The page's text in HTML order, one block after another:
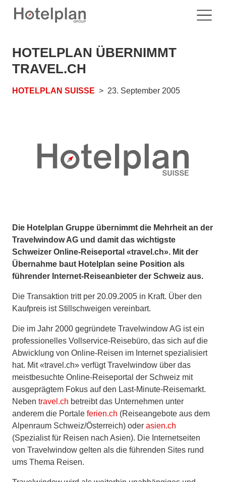
HOTELPLAN ÜBERNIMMT
TRAVEL.CH
HOTELPLAN SUISSE 23. September 2005
Die Hotelplan Gruppe übernimmt die Mehrheit an der
Travelwindow AG und damit das wichtigste
Schweizer Online-Reiseportal «travel.ch». Mit der
Übernahme baut Hotelplan seine Position als
führender Internet-Reiseanbieter der Schweiz aus.
Die Transaktion tritt per 20.09.2005 in Kraft. Über den
Kaufpreis ist Stillschweigen vereinbart.
Die im Jahr 2000 gegründete Travelwindow AG ist ein
professionelles Vollservice-Reisebüro, das sich auf die
Abwicklung von Online-Reisen im Internet spezialisiert
hat. Mit «travel.ch» verfügt Travelwindow über das
meistbesuchte Online-Reiseportal der Schweiz mit
ausgeprägtem Fokus auf den Last-Minute-Reisemarkt.
Neben travel.ch betreibt das Unternehmen unter
anderem die Portale ferien.ch (Reiseangebote aus dem
Alpenraum Schweiz/Österreich) oder asien.ch
(Spezialist für Reisen nach Asien). Die Internetseiten
von Travelwindow gelten als die führenden Sites rund
ums Thema Reisen.